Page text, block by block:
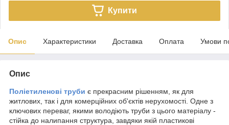
Купити
Опис Характеристики Доставка Оплата Умови
Опис
Поліетиленові труби є прекрасним рішенням, як для
житлових, так і для комерційних об'єктів нерухомості. Одне з
ключових переваг, якими володіють труби з цього матеріалу -
стійка до налипання структура, завдяки якій пластикові